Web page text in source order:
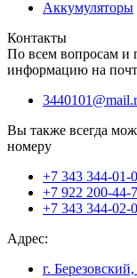
Аккумуляторы
Контакты
По всем вопросам и
информацию на
Вы также всегда
номеру
+7 343 344-01-
+7 922 200-44-
+7 343 344-02-
Адрес:
г.